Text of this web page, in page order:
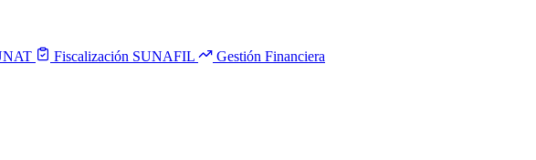
Fiscalización SUNAFIL
Gestión Financiera